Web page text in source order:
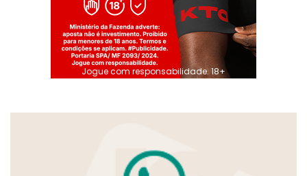
Jogue com responsabilidade. 18+